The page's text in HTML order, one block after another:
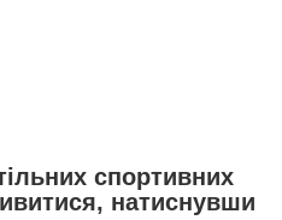
спортивних
натиснувши